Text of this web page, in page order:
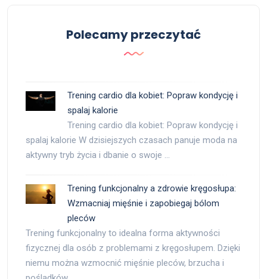
Polecamy przeczytać
Trening cardio dla kobiet: Popraw kondycję i
spalaj kalorie
Trening cardio dla kobiet: Popraw kondycję i
spalaj kalorie W dzisiejszych czasach panuje moda na
aktywny tryb życia i dbanie o swoje …
Trening funkcjonalny a zdrowie kręgosłupa:
Wzmacniaj mięśnie i zapobiegaj bólom
pleców
Trening funkcjonalny to idealna forma aktywności
fizycznej dla osób z problemami z kręgosłupem. Dzięki
niemu można wzmocnić mięśnie pleców, brzucha i